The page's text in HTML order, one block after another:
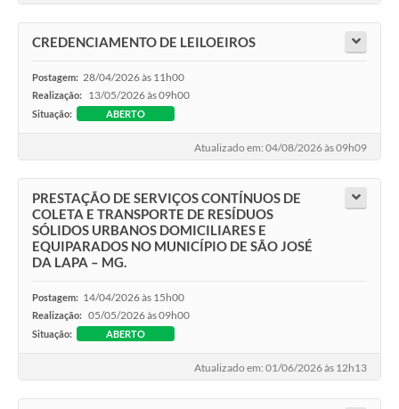
CREDENCIAMENTO DE LEILOEIROS
Postagem: 28/04/2026 às 11h00
Realização: 13/05/2026 às 09h00
Situação: ABERTO
Atualizado em: 04/08/2026 às 09h09
PRESTAÇÃO DE SERVIÇOS CONTÍNUOS DE
COLETA E TRANSPORTE DE RESÍDUOS
SÓLIDOS URBANOS DOMICILIARES E
EQUIPARADOS NO MUNICÍPIO DE SÃO JOSÉ
DA LAPA – MG.
Postagem: 14/04/2026 às 15h00
Realização: 05/05/2026 às 09h00
Situação: ABERTO
Atualizado em: 01/06/2026 às 12h13